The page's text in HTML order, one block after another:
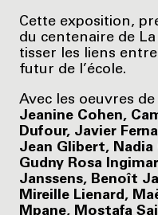
Cette exposition,
du centenaire de La
tisser les liens
futur de l’école.
Avec les oeuvres de
Jeanine Cohen,
Dufour, Javier
Jean Glibert, Nadia
Gudny Rosa
Janssens, Benoît
Mireille Lienard,
Mpane, Mostafa